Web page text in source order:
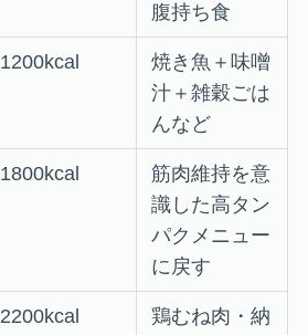
腹持ち食
1200kcal
焼き魚＋味噌
汁＋雑穀ごは
んなど
1800kcal
筋肉維持を意
識した高タン
パクメニュー
に戻す
2200kcal
鶏むね肉・納